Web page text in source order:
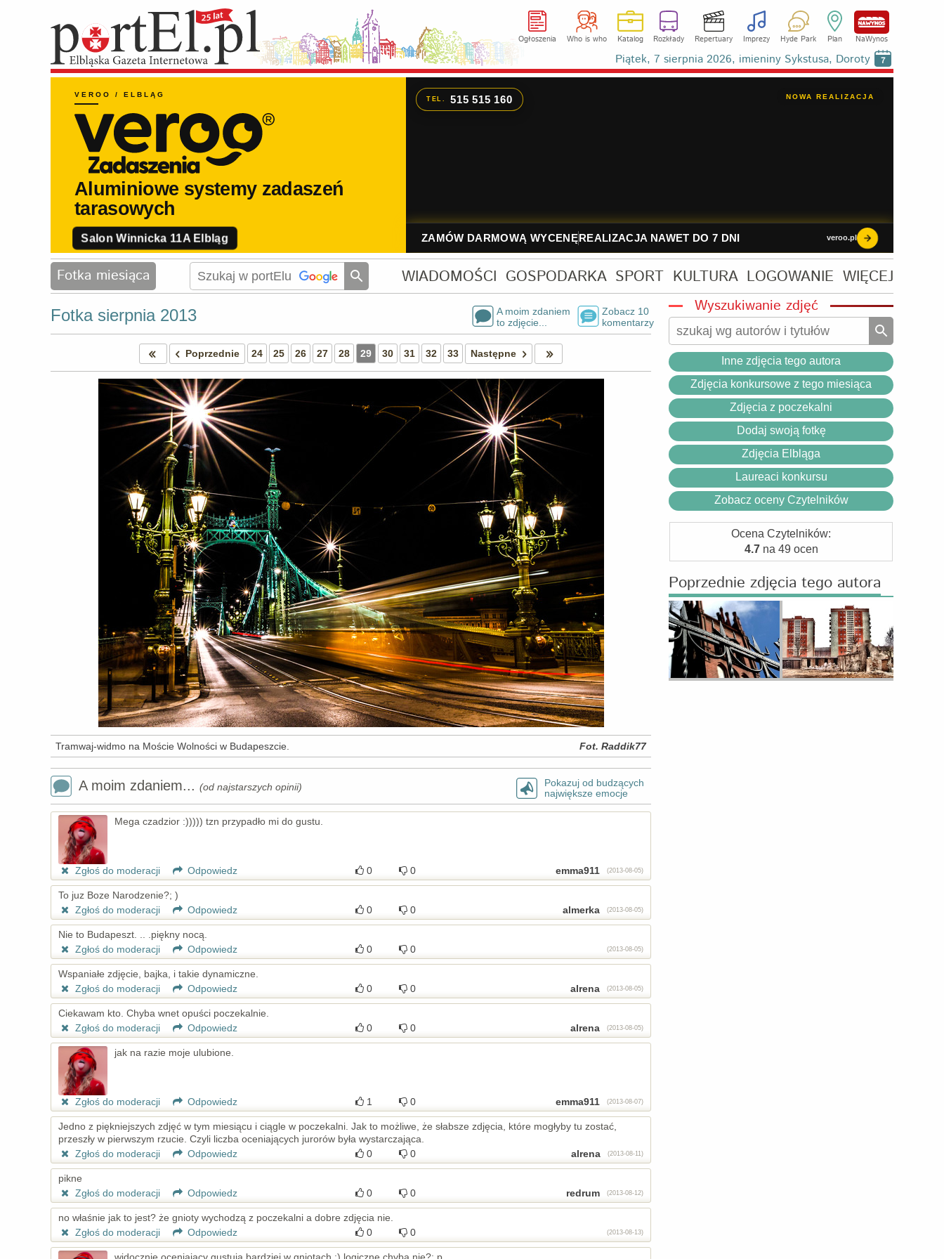
Ogłoszenia Who is who Katalog Rozkłady Repertuary Imprezy Hyde Park Plan NaWynos
Piątek, 7 sierpnia 2026, imieniny Sykstusa, Doroty 7
Fotka miesiąca WIADOMOŚCI GOSPODARKA SPORT KULTURA LOGOWANIE WIĘCEJ
Fotka sierpnia 2013
A moim zdaniem
to zdjęcie...
Zobacz 10
komentarzy
Poprzednie 24 25 26 27 28 29 30 31 32 33 Następne
Tramwaj-widmo na Moście Wolności w Budapeszcie. Fot. Raddik77
A moim zdaniem... (od najstarszych opinii)
Pokazuj od budzących
największe emocje
Mega czadzior :))))) tzn przypadło mi do gustu.
Zgłoś do moderacji Odpowiedz 0 0 (2013-08-05)
emma911
To juz Boze Narodzenie?; )
Zgłoś do moderacji
Odpowiedz 0 0 (2013-08-05)
almerka
Nie to Budapeszt. .. .piękny nocą.
Zgłoś do moderacji
Odpowiedz 0 0 (2013-08-05)
Wspaniałe zdjęcie, bajka, i takie dynamiczne.
Zgłoś do moderacji
Odpowiedz 0 0 (2013-08-05)
alrena
Ciekawam kto. Chyba wnet opuści poczekalnie.
Zgłoś do moderacji
Odpowiedz 0 0 (2013-08-05)
alrena
jak na razie moje ulubione.
Zgłoś do moderacji Odpowiedz 1 0 (2013-08-07)
emma911
Jedno z piękniejszych zdjęć w tym miesiącu i ciągle w poczekalni. Jak to możliwe, że słabsze zdjęcia, które mogłyby tu zostać,
przeszły w pierwszym rzucie. Czyli liczba oceniających jurorów była wystarczająca.
Zgłoś do moderacji
Odpowiedz 0 0 (2013-08-11)
alrena
pikne
Zgłoś do moderacji
Odpowiedz 0 0 (2013-08-12)
redrum
no właśnie jak to jest? że gnioty wychodzą z poczekalni a dobre zdjęcia nie.
Zgłoś do moderacji
Odpowiedz 0 0 (2013-08-13)
Wyszukiwanie zdjęć
Inne zdjęcia tego autora
Zdjęcia konkursowe z tego miesiąca
Zdjęcia z poczekalni
Dodaj swoją fotkę
Zdjęcia Elbląga
Laureaci konkursu
Zobacz oceny Czytelników
Ocena Czytelników:
4.7na 49 ocen
Poprzednie zdjęcia tego autora